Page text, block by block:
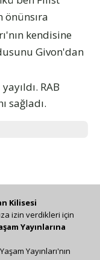
kendisine
Givon'dan
RAB
sağladı.
Kilisesi
izin verdikleri için
Yayınlarına
Yayınları'nın